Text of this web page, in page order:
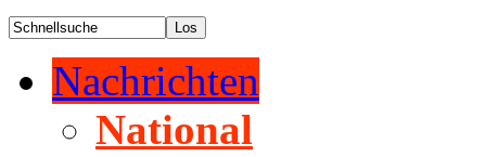
Nachrichten
National